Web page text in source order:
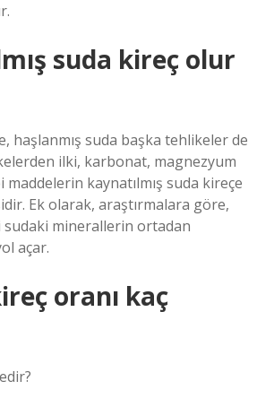
suda kireç olur
haşlanmış suda başka tehlikeler de
ilki, karbonat, magnezyum
kaynatılmış suda kireçe
Ek olarak, araştırmalara göre,
sudaki minerallerin ortadan
açar.
oranı kaç